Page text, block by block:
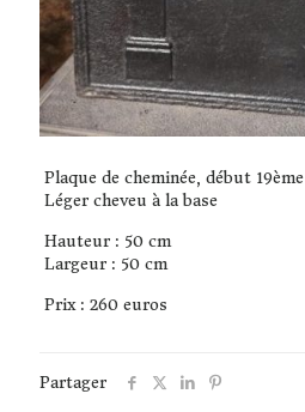
Plaque de cheminée, début 19ème
Léger cheveu à la base
Hauteur : 50 cm
Largeur : 50 cm
Prix : 260 euros
Partager